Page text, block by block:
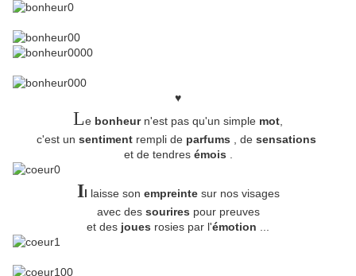
♥
Le bonheurn'est pas qu'un simple mot
c'est un sentiment rempli de parfums , de sensations
et de tendresémois
Il laisse son empreintesur nos visages
avec des sourires pour preuves
et des joues rosies par l'émotion